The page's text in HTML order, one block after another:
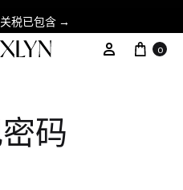
税已包含 →
我的帐户
大车
0
码